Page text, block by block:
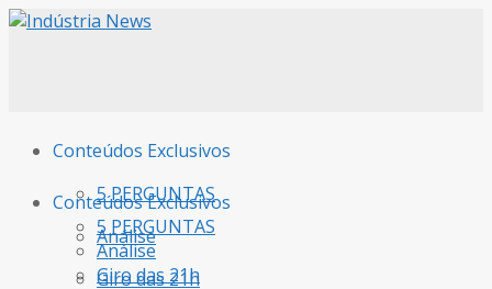
Conteúdos Exclusivos
5 PERGUNTAS
Análise
Giro das 21h
Conteúdos Exclusivos
5 PERGUNTAS
Análise
Giro das 21h